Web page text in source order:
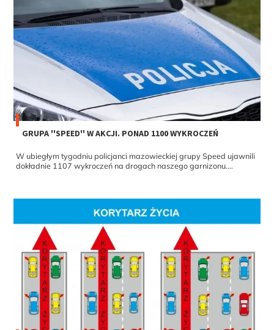
GRUPA ''SPEED'' W AKCJI. PONAD 1100 WYKROCZEŃ
W ubiegłym tygodniu policjanci mazowieckiej grupy Speed ujawnili
dokładnie 1107 wykroczeń na drogach naszego garnizonu....